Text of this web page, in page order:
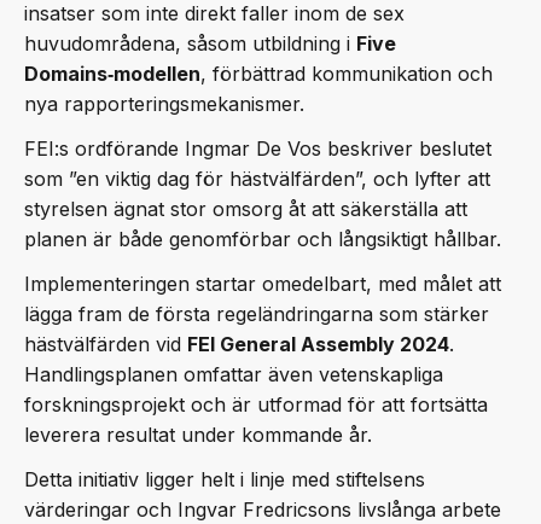
insatser som inte direkt faller inom de sex
huvudområdena, såsom utbildning i Five
Domains‑modellen, förbättrad kommunikation och
nya rapporteringsmekanismer.
FEI:s ordförande Ingmar De Vos beskriver beslutet
som ”en viktig dag för hästvälfärden”, och lyfter att
styrelsen ägnat stor omsorg åt att säkerställa att
planen är både genomförbar och långsiktigt hållbar.
Implementeringen startar omedelbart, med målet att
lägga fram de första regeländringarna som stärker
hästvälfärden vid FEI General Assembly 2024.
Handlingsplanen omfattar även vetenskapliga
forskningsprojekt och är utformad för att fortsätta
leverera resultat under kommande år.
Detta initiativ ligger helt i linje med stiftelsens
värderingar och Ingvar Fredricsons livslånga arbete